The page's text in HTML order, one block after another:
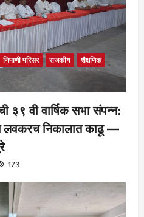
निपाणी परिसर राजकीय
शैक्षणिक
३९ वी वार्षिक सभा संपन्न:
लवकरच निकालात काढू —
173